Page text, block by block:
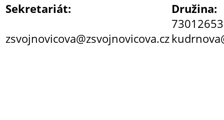
Sekretariát:
zsvojnovicova@zsvojnovicova.cz
Družina: